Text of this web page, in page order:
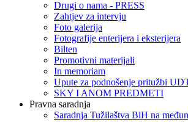
Drugi o nama - PRESS
Zahtjev za intervju
Foto galerija
Fotografije enterijera i eksterijera
Bilten
Promotivni materijali
In memoriam
Upute za podnošenje pritužbi
SKY I ANOM PREDMETI
Pravna saradnja
Saradnja Tužilaštva BiH na